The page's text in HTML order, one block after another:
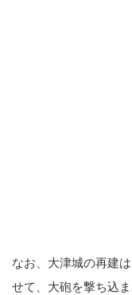
なお、大津城の再建
せて、大砲を撃ち込